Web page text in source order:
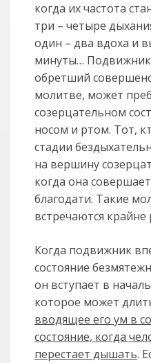
когда их частота
три – четыре
один – два вдоха и
минуты…
обретший
молитве, может
созерцательном
носом и ртом. Тот,
стадии
на вершину
когда она
благодати. Такие
встречаются крайне
Когда подвижник
состояние
он вступает в
которое может
вводящее его ум в
состояние, когда
перестает дышать.